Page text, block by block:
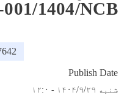
1404/NCB
Publish Date
شنبه ۱۴۰۴/۹/۲۹ - ۱۲:۰